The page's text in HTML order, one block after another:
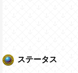
ステータス